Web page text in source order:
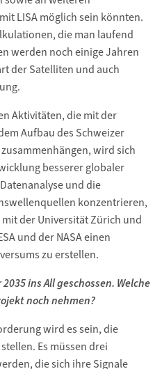
LISA möglich sein könnten.
die man laufend
werden noch einige Jahren
der Satelliten und auch
Aktivitäten, die mit der
Aufbau des Schweizer
wird sich
besserer globaler
und die
konzentrieren,
der Universität Zürich und
und der NASA einen
zu erstellen.
ins All geschossen. Welche
noch nehmen?
wird es sein, die
Es müssen drei
die sich ihre Signale